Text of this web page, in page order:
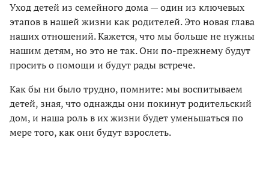
Уход детей из семейного дома — один из ключевых
этапов в нашей жизни как родителей. Это новая глава
наших отношений. Кажется, что мы больше не нужны
нашим детям, но это не так. Они по-прежнему будут
просить о помощи и будут рады встрече.
Как бы ни было трудно, помните: мы воспитываем
детей, зная, что однажды они покинут родительский
дом, и наша роль в их жизни будет уменьшаться по
мере того, как они будут взрослеть.